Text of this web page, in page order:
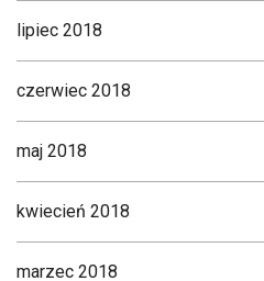
lipiec 2018
czerwiec 2018
maj 2018
kwiecień 2018
marzec 2018